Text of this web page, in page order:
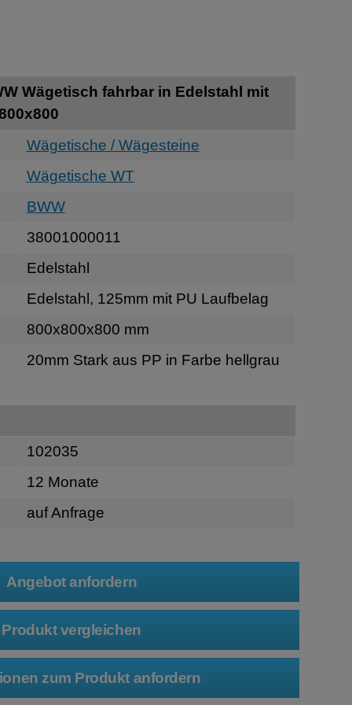
Wägetisch fahrbar in Edelstahl mit
Wägetische / Wägesteine
Wägetische WT
BWW
38001000011
Edelstahl
Edelstahl, 125mm mit PU Laufbelag
800x800x800 mm
20mm Stark aus PP in Farbe hellgrau
102035
12 Monate
auf Anfrage